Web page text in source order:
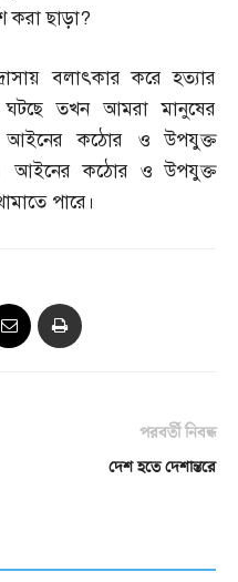
করা ছাড়া?
বলাৎকার করে হত্যার
তখন আমরা মানুষের
আইনের কঠোর ও উপযুক্ত
আইনের কঠোর ও উপযুক্ত
পারে।
পরবর্তী নিবন্ধ
দেশ হতে দেশান্তরে